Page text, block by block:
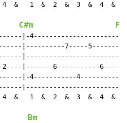
&   1  &  2  &  3  &  4  &
C#m
|-
|----------7-----
|------------------------
2----|-------6-----------
|-4-----------
|------------------------
&   1  &  2  &  3  &  4  &
Bm